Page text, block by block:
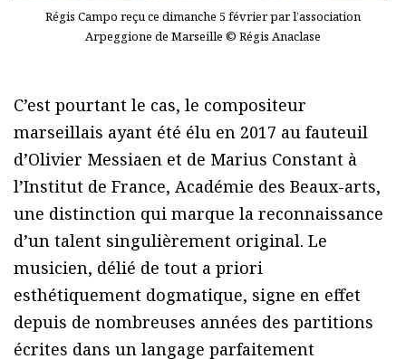
Régis Campo reçu ce dimanche 5 février par l’association
Arpeggione de Marseille © Régis Anaclase
C’est pourtant le cas, le compositeur
marseillais ayant été élu en 2017 au fauteuil
d’Olivier Messiaen et de Marius Constant à
l’Institut de France, Académie des Beaux-arts,
une distinction qui marque la reconnaissance
d’un talent singulièrement original. Le
musicien, délié de tout a priori
esthétiquement dogmatique, signe en effet
depuis de nombreuses années des partitions
écrites dans un langage parfaitement